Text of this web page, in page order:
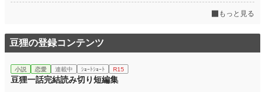
もっと見る
豆狸の登録コンテンツ
小説 恋愛 連載中 ｼｮｰﾄｼｮｰﾄ R15
豆狸一話完結読み切り短編集